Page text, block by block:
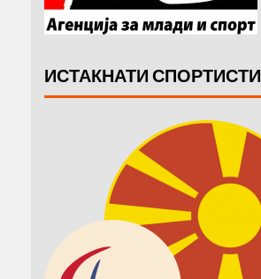
ИСТАКНАТИ СПОРТИСТИ